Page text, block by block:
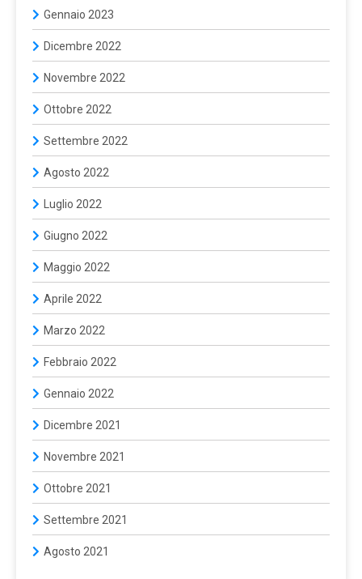
Gennaio 2023
Dicembre 2022
Novembre 2022
Ottobre 2022
Settembre 2022
Agosto 2022
Luglio 2022
Giugno 2022
Maggio 2022
Aprile 2022
Marzo 2022
Febbraio 2022
Gennaio 2022
Dicembre 2021
Novembre 2021
Ottobre 2021
Settembre 2021
Agosto 2021